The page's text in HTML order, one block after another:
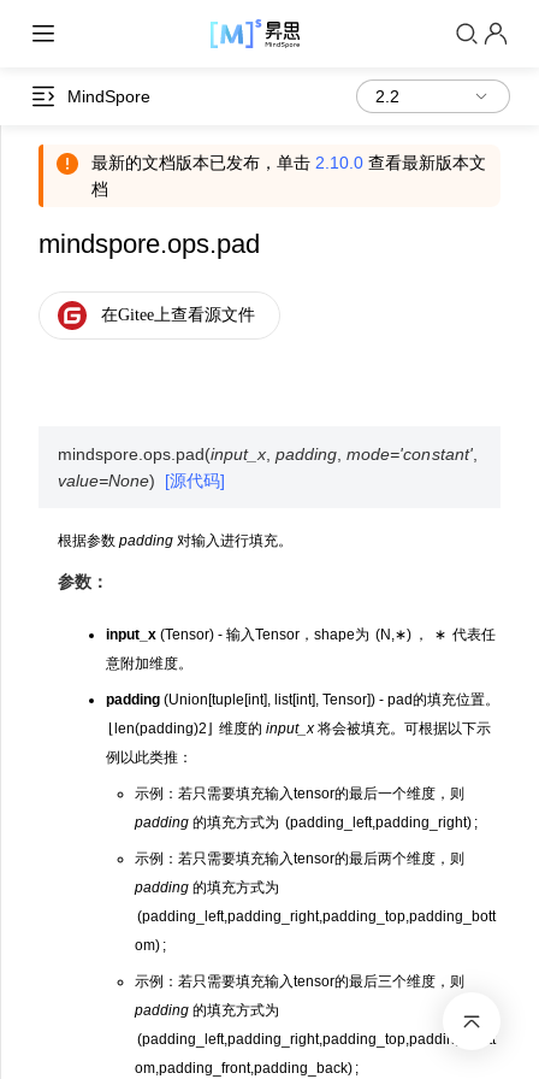
MindSpore
最新的文档版本已发布，单击 2.10.0 查看最新版本文
档
mindspore.ops.pad
mindspore.ops. pad(input_x ,padding ,mode='constant',
value=None) [源代码]
根据参数 padding 对输入进行填充。
参数：
input_x (Tensor) - 输入Tensor，shape为 (N ,∗) ， ∗ 代表任
意附加维度。
padding (Union[tuple[int], list[int], Tensor]) - pad的填充位置。
len(padding)2 维度的 input_x 将会被填充。可根据以下示
例以此类推：
示例：若只需要填充输入tensor的最后一个维度，则
padding 的填充方式为 (padding_left,padding_right) ;
示例：若只需要填充输入tensor的最后两个维度，则
padding 的填充方式为
(padding_left,padding_right,padding_top,padding_bott
om) ;
示例：若只需要填充输入tensor的最后三个维度，则
padding 的填充方式为
(padding_left,padding_right,padding_top,padding_bott
om,padding_front,padding_back) ;